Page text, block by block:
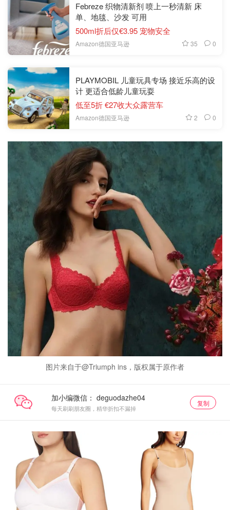
Febreze 织物清新剂 喷上一秒清新 床
单、地毯、沙发 可用
500ml折后仅€3.95 宠物安全
Amazon德国亚马逊 35 0
PLAYMOBIL 儿童玩具专场 接近乐高的设
计 更适合低龄儿童玩耍
低至5折 €27收大众露营车
Amazon德国亚马逊 2 0
图片来自于@Triumph ins，版权属于原作者
加小编微信：
每天刷刷朋友圈，精华折扣不漏掉
复制